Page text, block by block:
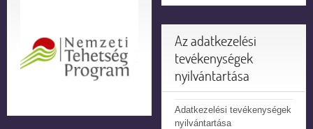
Az adatkezelési
tevékenységek
nyilvántartása
Adatkezelési tevékenységek
nyilvántartása